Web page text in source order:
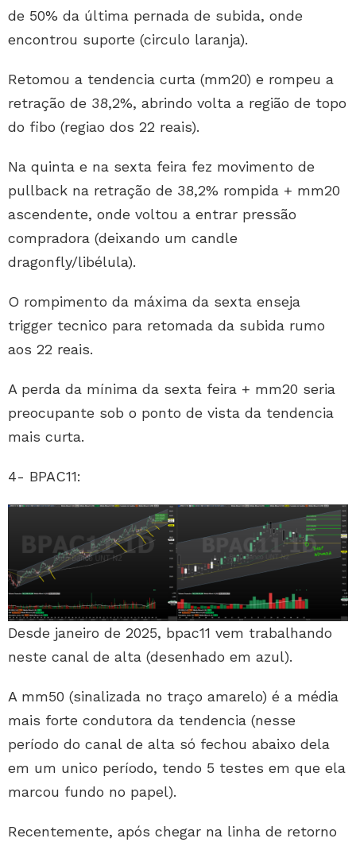
de 50% da última pernada de subida, onde
encontrou suporte (circulo laranja).
Retomou a tendencia curta (mm20) e rompeu a
retração de 38,2%, abrindo volta a região de topo
do fibo (regiao dos 22 reais).
Na quinta e na sexta feira fez movimento de
pullback na retração de 38,2% rompida + mm20
ascendente, onde voltou a entrar pressão
compradora (deixando um candle
dragonfly/libélula).
O rompimento da máxima da sexta enseja
trigger tecnico para retomada da subida rumo
aos 22 reais.
A perda da mínima da sexta feira + mm20 seria
preocupante sob o ponto de vista da tendencia
mais curta.
4- BPAC11:
Desde janeiro de 2025, bpac11 vem trabalhando
neste canal de alta (desenhado em azul).
A mm50 (sinalizada no traço amarelo) é a média
mais forte condutora da tendencia (nesse
período do canal de alta só fechou abaixo dela
em um unico período, tendo 5 testes em que ela
marcou fundo no papel).
Recentemente, após chegar na linha de retorno